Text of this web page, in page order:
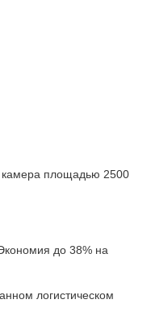
камера площадью 2500
до 38% на
логистическом